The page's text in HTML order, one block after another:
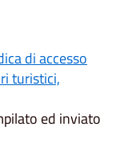
di accesso
turistici,
ed inviato